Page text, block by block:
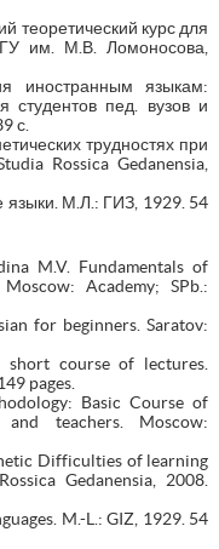
теоретический курс для
им. М.В. Ломоносова,
иностранным языкам:
студентов пед. вузов и
с.
трудностях при
Rossica Gedanensia,
языки. М.Л.: ГИЗ, 1929. 54
M.V. Fundamentals of
Academy; SPb.:
for beginners. Saratov:
short course of lectures.
pages.
Basic Course of
teachers. Moscow:
Difficulties of learning
Gedanensia, 2008.
M.-L.: GIZ, 1929. 54